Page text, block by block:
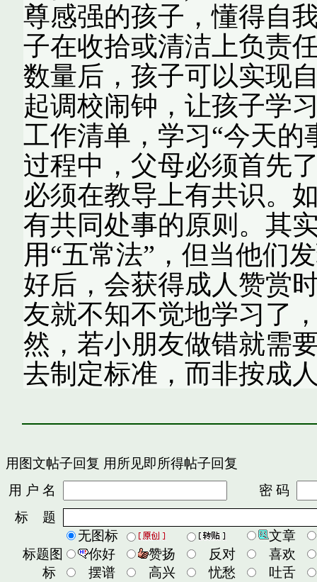
尊感强的孩子，懂得自
子在收拾或清洁上负责
数量后，孩子可以实现
起调校闹钟，让孩子学
工作清单，学习“今天的
过程中，父母必须首先
必须在教导上有共识。
有共同处事的原则。其
用“五常法”，但当他们
好后，会获得成人赞赏
友就不知不觉地学习了
然，若小朋友做错就需
去制定标准，而非按成
用图文帖子回复 用所见即所得帖子回复
用 户 名
密 码
标 题
标题图
标
无图标
文章
你好
赞扬 反对
喜欢
摆谱
高兴 忧愁
吐舌